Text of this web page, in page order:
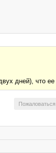
дней), что
Пожаловаться